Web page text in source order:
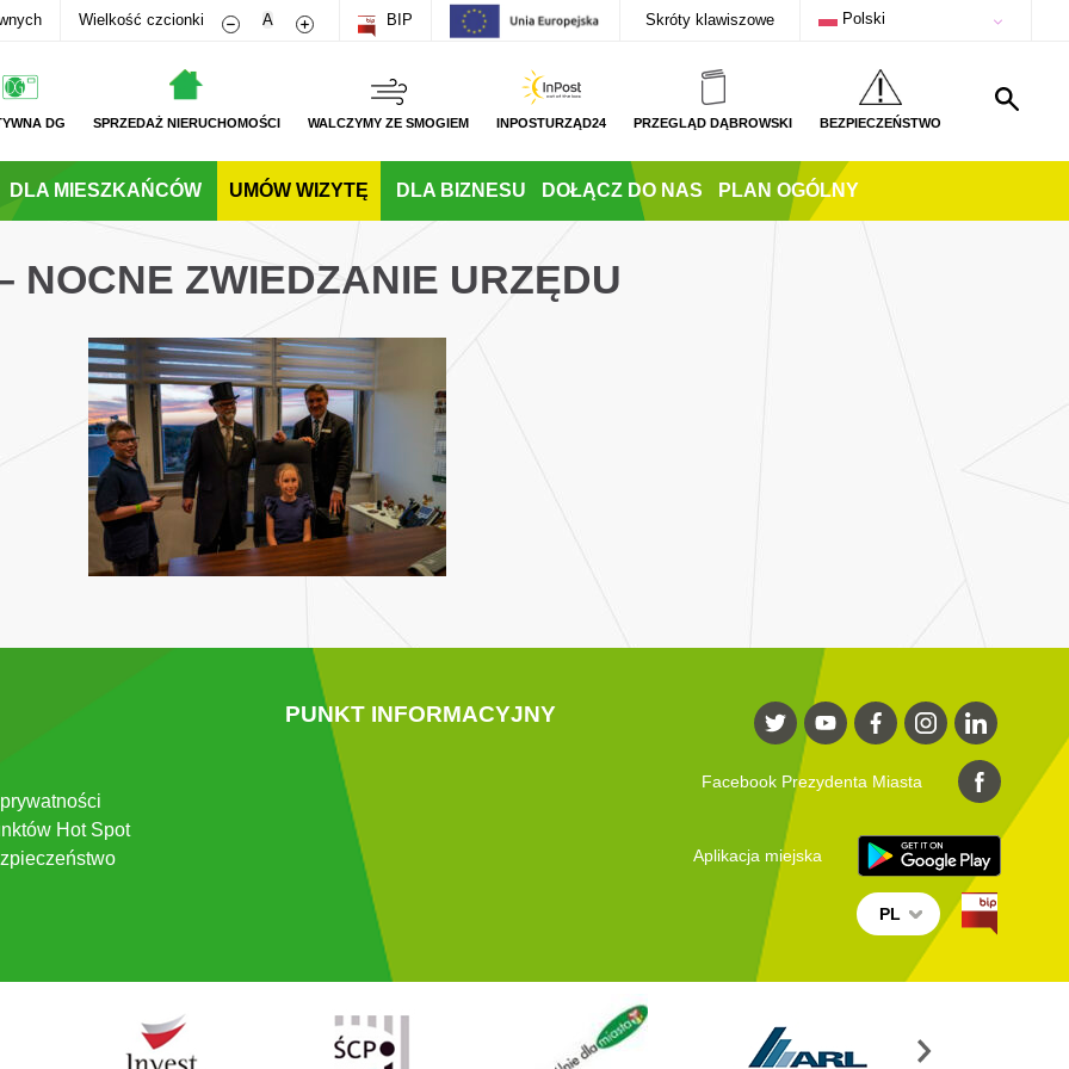
Wielkość czcionki Zmniejsz rozmiar czcionki
A Zwiększ rozmiar czcionki
BIP Skróty klawiszowe Polski
DG SPRZEDAŻ NIERUCHOMOŚCI WALCZYMY ZE SMOGIEM INPOSTURZĄD24 PRZEGLĄD DĄBROWSKI BEZPIECZEŃSTWO
DLA MIESZKAŃCÓW UMÓW WIZYTĘ DLA BIZNESU DOŁĄCZ DO NAS PLAN OGÓLNY
NOCNE ZWIEDZANIE URZĘDU
Hot Spot
PUNKT INFORMACYJNY
Facebook Prezydenta Miasta
Aplikacja miejska
PL